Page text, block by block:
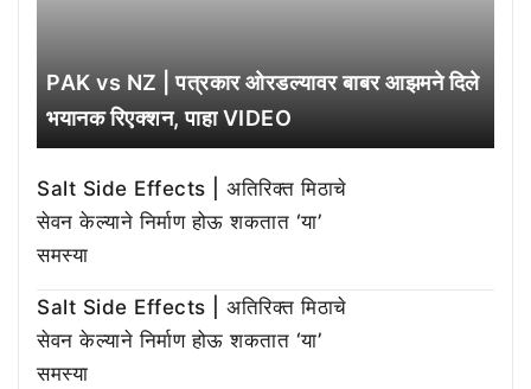
PAK vs NZ | पत्रकार ओरडल्यावर बाबर आझमने दिले
भयानक रिएक्शन, पाहा VIDEO
Salt Side Effects | अतिरिक्त मिठाचे
सेवन केल्याने निर्माण होऊ शकतात ‘या’
समस्या
Salt Side Effects | अतिरिक्त मिठाचे
सेवन केल्याने निर्माण होऊ शकतात ‘या’
समस्या